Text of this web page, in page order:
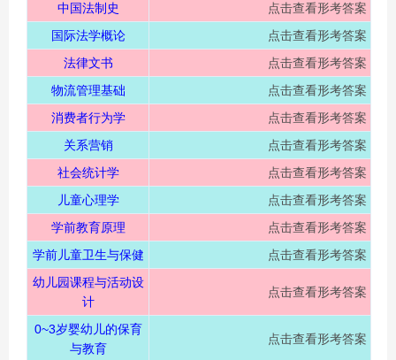
中国法制史
点击查看形考答案
国际法学概论
点击查看形考答案
法律文书
点击查看形考答案
物流管理基础
点击查看形考答案
消费者行为学
点击查看形考答案
关系营销
点击查看形考答案
社会统计学
点击查看形考答案
儿童心理学
点击查看形考答案
学前教育原理
点击查看形考答案
学前儿童卫生与保健
点击查看形考答案
幼儿园课程与活动设
计
点击查看形考答案
0~3岁婴幼儿的保育
与教育
点击查看形考答案